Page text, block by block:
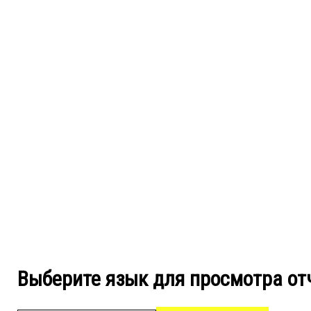
Выберите язык для просмотра